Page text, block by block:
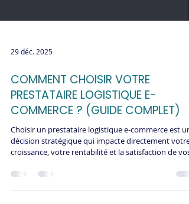
29 déc. 2025
COMMENT CHOISIR VOTRE
PRESTATAIRE LOGISTIQUE E-
COMMERCE ? (GUIDE COMPLET)
Choisir un prestataire logistique e-commerce est
croissance, votre rentabilité et la satisfaction de vos
clients. Mauvais choix = retards, erreurs, coûts